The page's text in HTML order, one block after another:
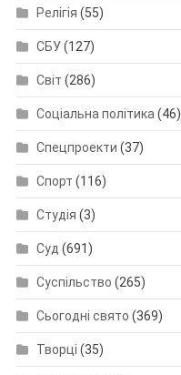
Релігія (55)
СБУ(127)
Світ (286)
Соціальна політика (46)
Спецпроекти (37)
Спорт (116)
Студія (3)
Суд (691)
Суспільство (265)
Сьогодні свято (369)
Творці (35)